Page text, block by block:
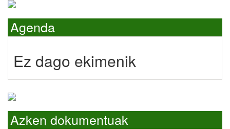
Agenda
Ez dago ekimenik
Azken dokumentuak